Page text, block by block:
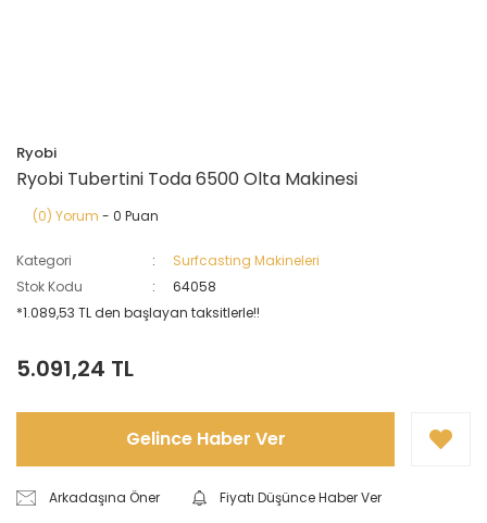
Ryobi
Ryobi Tubertini Toda 6500 Olta Makinesi
(0) Yorum - 0 Puan
Kategori
Surfcasting Makineleri
Stok Kodu
64058
*1.089,53 TL den başlayan taksitlerle!!
5.091,24 TL
Gelince Haber Ver
Arkadaşına Öner
Fiyatı Düşünce Haber Ver